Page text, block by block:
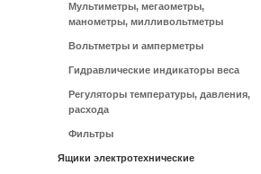
Мультиметры, мегаометры,
манометры, милливольтметры
Вольтметры и амперметры
Гидравлические индикаторы веса
Регуляторы температуры, давления,
расхода
Фильтры
Ящики электротехнические